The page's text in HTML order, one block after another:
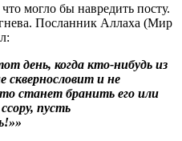
могло бы навредить посту.
Посланник Аллаха (Мир
день, когда кто-нибудь из
сквернословит и не
станет бранить его или
пусть